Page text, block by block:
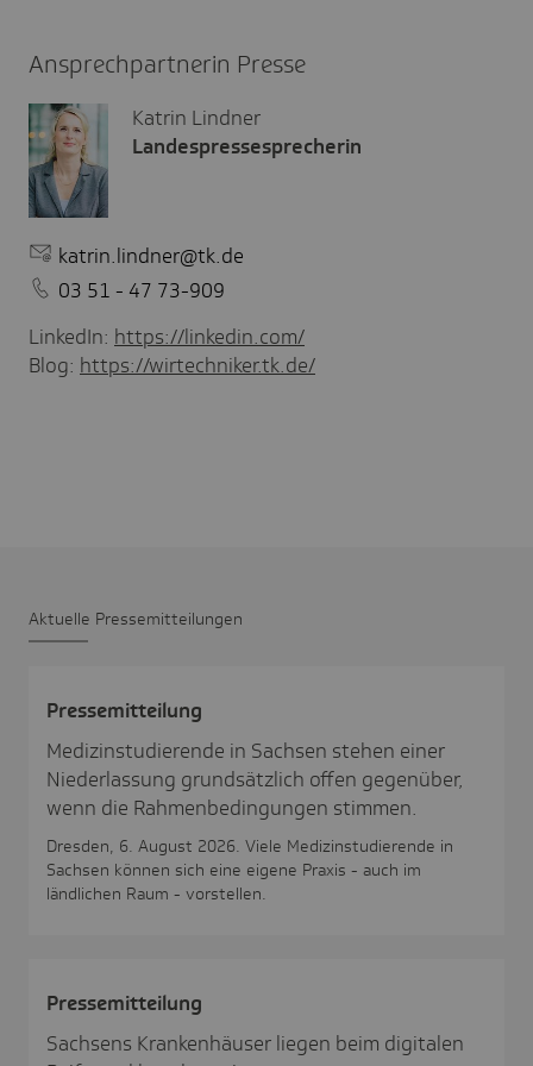
Ansprechpartnerin Presse
Katrin Lindner
Landespressesprecherin
katrin.lindner@tk.de
03 51 - 47 73-909
LinkedIn: https://linkedin.com/
Blog: https://wirtechniker.tk.de/
Aktu­elle Pres­se­mit­tei­lungen
Pres­se­mit­tei­lung
Medizinstudierende in Sachsen stehen einer
Niederlassung grundsätzlich offen gegenüber,
wenn die Rahmenbedingungen stimmen.
Dresden, 6. August 2026. Viele Medizinstudierende in
Sachsen können sich eine eigene Praxis - auch im
ländlichen Raum - vorstellen.
Pres­se­mit­tei­lung
Sachsens Krankenhäuser liegen beim digitalen